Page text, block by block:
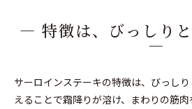
― 特徴は、びっしり
―
サーロインステーキの特徴は、びっし
えることで霜降りが溶け、まわりの筋